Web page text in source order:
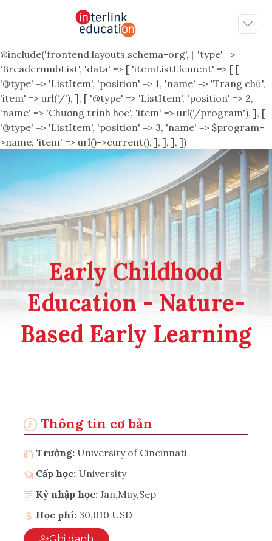
@include('frontend.layouts.schema-org', [ 'type' =>
'BreadcrumbList', 'data' => [ 'itemListElement' => [ [
'@type' => 'ListItem', 'position' => 1, 'name' => 'Trang chủ',
'item' => url('/'), ], [ '@type' => 'ListItem', 'position' => 2,
'name' => 'Chương trình học', 'item' => url('/program'), ], [
'@type' => 'ListItem', 'position' => 3, 'name' => $program-
>name, 'item' => url()->current(), ], ], ], ])
Early Childhood
Education - Nature-
Based Early Learning
Thông tin cơ bản
Trường: University of Cincinnati
Cấp học: University
Kỳ nhập học: Jan,May,Sep
Học phí: 30,010 USD